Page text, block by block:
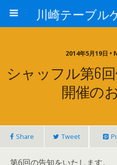
2014年5月19日
シャッフル第6
開催の
Share Tweet
第6回の告知をいたします。